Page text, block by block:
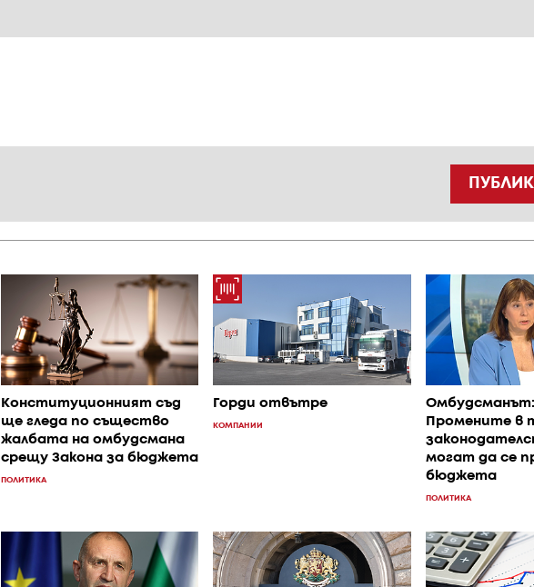
Конституционният съд
ще гледа по същество
жалбата на омбудсмана
срещу Закона за бюджета
ПОЛИТИКА
Горди отвътре
КОМПАНИИ
Омбудсманът:
Промените в
могат да се
бюджета
ПОЛИТИКА